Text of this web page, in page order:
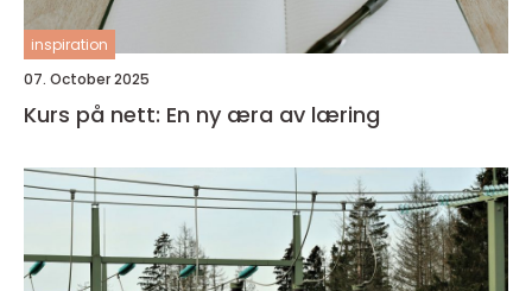
inspiration
07. October 2025
Kurs på nett: En ny æra av læring